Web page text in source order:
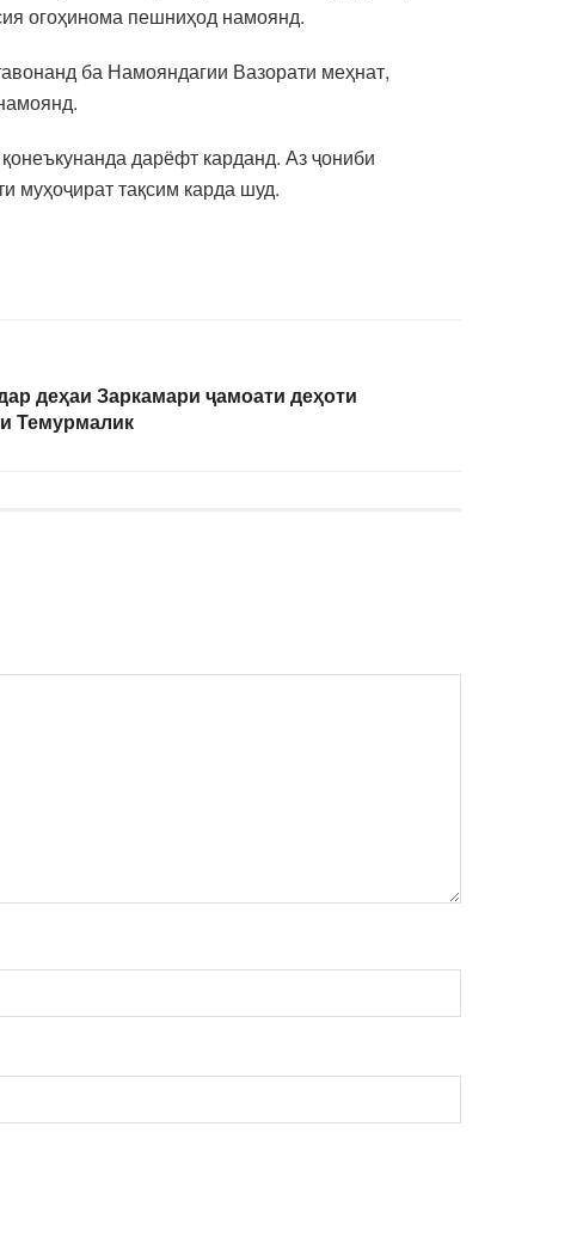
огоҳинома пешниҳод намоянд.
ба Намояндагии Вазорати меҳнат,
дарёфт карданд. Аз ҷониби
муҳоҷират тақсим карда шуд.
деҳаи Заркамари ҷамоати деҳоти
Темурмалик